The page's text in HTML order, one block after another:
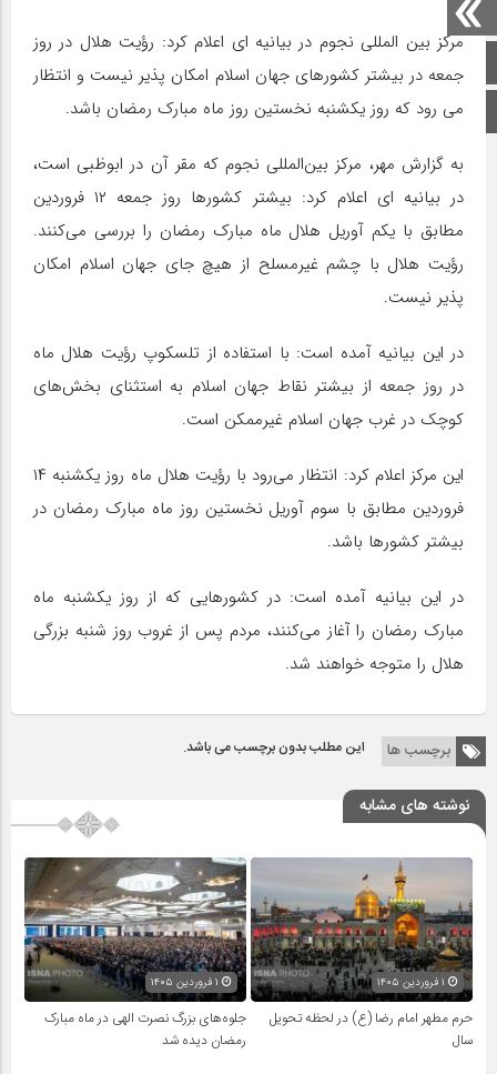
اینستاگرام
مرکز بین المللی نجوم در بیانیه ای اعلام کرد: رؤیت هلال در روز
جمعه در بیشتر کشورهای جهان اسلام امکان پذیر نیست و انتظار
می رود که روز یکشنبه نخستین روز ماه مبارک رمضان باشد.
به گزارش مهر، مرکز بین‌المللی نجوم که مقر آن در ابوظبی است،
در بیانیه ای اعلام کرد: بیشتر کشورها روز جمعه ۱۲ فروردین
مطابق با یکم آوریل هلال ماه مبارک رمضان را بررسی می‌کنند.
رؤیت هلال با چشم غیرمسلح از هیچ جای جهان اسلام امکان
پذیر نیست.
در این بیانیه آمده است: با استفاده از تلسکوپ رؤیت هلال ماه
در روز جمعه از بیشتر نقاط جهان اسلام به استثنای بخش‌های
کوچک در غرب جهان اسلام غیرممکن است.
این مرکز اعلام کرد: انتظار می‌رود با رؤیت هلال ماه روز یکشنبه ۱۴
فروردین مطابق با سوم آوریل نخستین روز ماه مبارک رمضان در
بیشتر کشورها باشد.
در این بیانیه آمده است: در کشورهایی که از روز یکشنبه ماه
مبارک رمضان را آغاز می‌کنند، مردم پس از غروب روز شنبه بزرگی
هلال را متوجه خواهند شد.
برچسب ها این مطلب بدون برچسب می باشد.
نوشته های مشابه
حرم مطهر امام رضا (ع) در لحظه تحویل
سال
جلوه‌های بزرگ نصرت الهی در ماه مبارک
رمضان دیده شد